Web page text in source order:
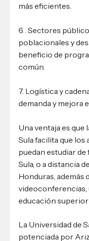
más eficientes.
6 . Sectores
poblacionales y
beneficio de
común.
7. Logística y
demanda y mejora
Una ventaja es que
Sula facilita que los
puedan estudiar
Sula, o a distancia
Honduras, además
videoconferencias,
educación superior
La Universidad de
potenciada por